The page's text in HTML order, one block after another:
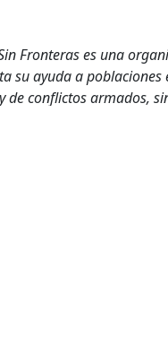
Fronteras es una
su ayuda a
de conflictos armados,